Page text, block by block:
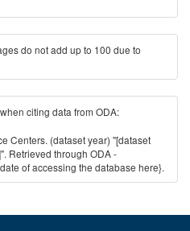
do not add up to 100 due to
when citing data from ODA:
Centers. (dataset year) "[dataset
Retrieved through ODA -
of accessing the database here}.